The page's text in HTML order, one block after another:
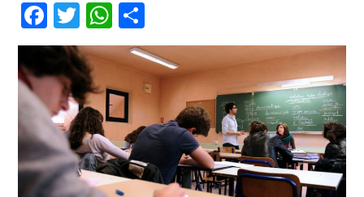
Facebook
TwitterWhatsApp